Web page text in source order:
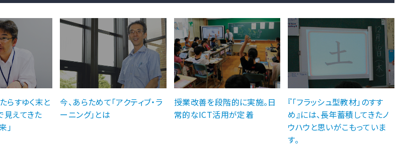
らすゆく末と
見えてきた
」
今、あらためて「アクティブ・ラ
ーニング」とは
授業改善を段階的に実施。日
常的なICT活用が定着
『「フラッシュ型教材」のすす
め』には、長年蓄積してきたノ
ウハウと思いがこもっていま
す。